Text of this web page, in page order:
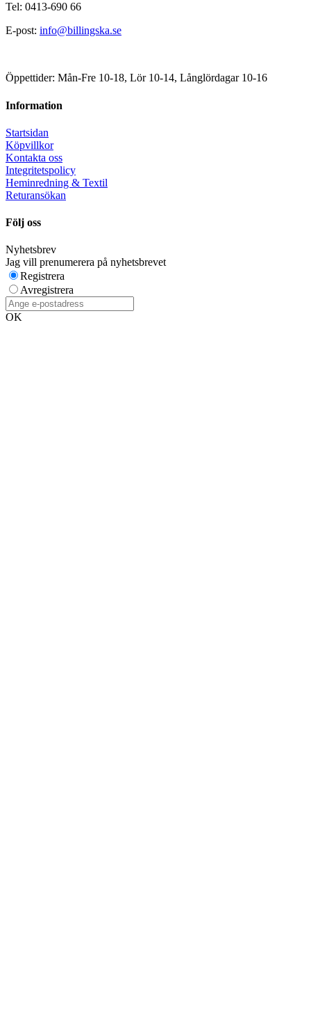
Tel: 0413-690 66
E-post: info@billingska.se
Öppettider: Mån-Fre 10-18, Lör 10-14, Långlördagar 10-16
Information
Startsidan
Köpvillkor
Kontakta oss
Integritetspolicy
Heminredning & Textil
Returansökan
Följ oss
Nyhetsbrev
Jag vill prenumerera på nyhetsbrevet
Registrera
Avregistrera
OK